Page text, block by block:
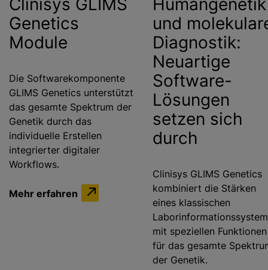
Clinisys GLIMS
Genetics
Module
Die Softwarekomponente
GLIMS Genetics unterstützt
das gesamte Spektrum der
Genetik durch das
individuelle Erstellen
integrierter digitaler
Workflows.
Mehr erfahren
Humangenetik
und
Diagnostik:
Neuartige
Software-
Lösungen
setzen sich
durch
Clinisys GLIMS Genetics
kombiniert die Stärken
eines klassischen
mit speziellen Funktionen
für das gesamte
der Genetik.